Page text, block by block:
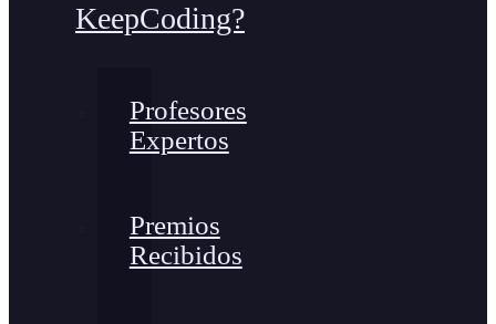
KeepCoding?
Profesores
Expertos
Premios
Recibidos